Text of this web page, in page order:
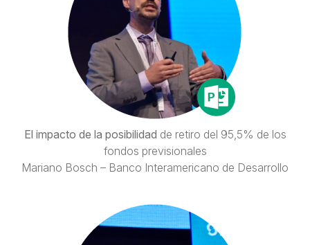
El impacto de la posibilidad de retiro del 95,5% de los
fondos previsionales
Mariano Bosch – Banco Interamericano de Desarrollo